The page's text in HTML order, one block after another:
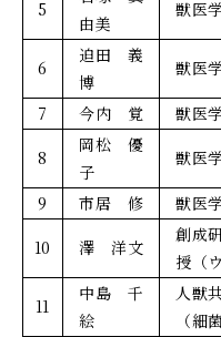
5
由美
獣医
6
迫田 義
博
獣医
7 今内 覚
獣医
8
岡松 優
子
獣医
9 市居 修
獣医
10
澤 洋文
創成
授（
11
中島 千
絵
人獣
（細